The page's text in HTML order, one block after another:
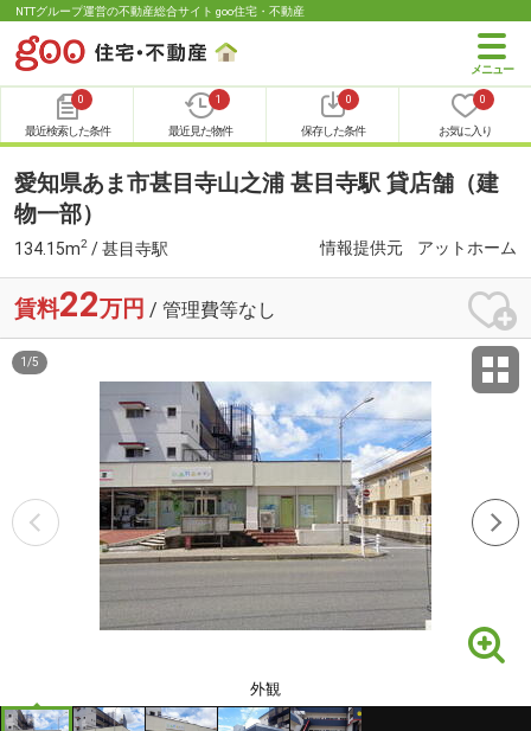
NTTグループ運営の不動産総合サイト goo住宅・不動産
0
最近検索した条件
1
最近見た物件
0
保存した条件
0
お気に入り
愛知県あま市甚目寺山之浦 甚目寺駅 貸店舗（建
物一部）
134.15m2 / 甚目寺駅 情報提供元 アットホーム
賃料22万円 / 管理費等なし
外観
1 /5